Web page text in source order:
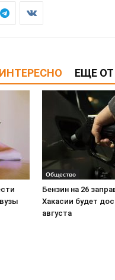
ЕЩЕ
Общество
Бензин на 26
Хакасии будет
августа